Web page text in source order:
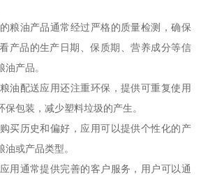
粮油产品通常经过严格的质量检测，确保
产品的生产日期、保质期、营养成分等信
产品。
油配送应用还注重环保，提供可重复使用
包装，减少塑料垃圾的产生。
买历史和偏好，应用可以提供个性化的产
或产品类型。
用通常提供完善的客户服务，用户可以通